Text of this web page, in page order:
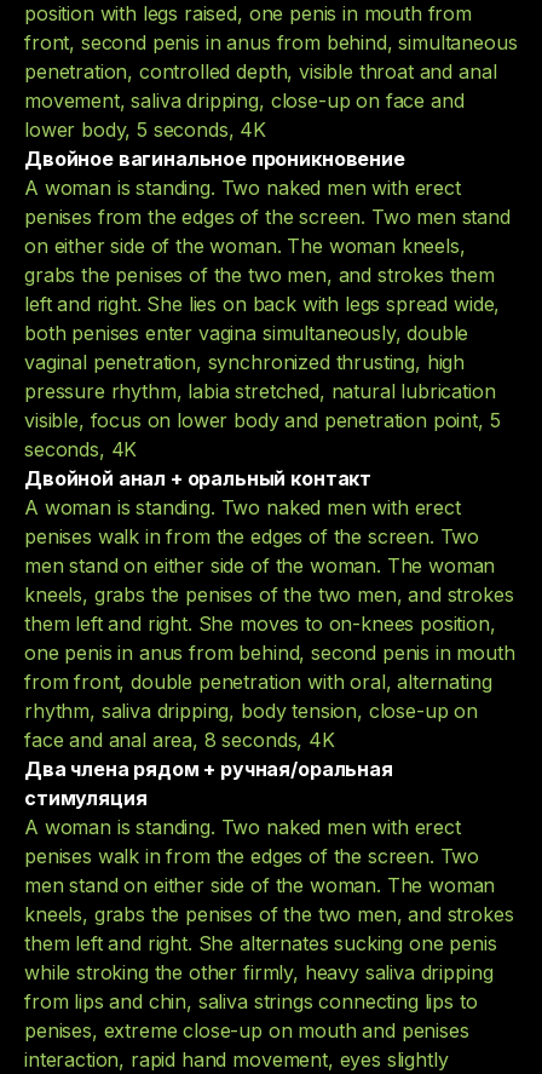
position with legs raised, one penis in mouth from
front, second penis in anus from behind, simultaneous
penetration, controlled depth, visible throat and anal
movement, saliva dripping, close-up on face and
lower body, 5 seconds, 4K
Двойное вагинальное проникновение
A woman is standing. Two naked men with erect
penises from the edges of the screen. Two men stand
on either side of the woman. The woman kneels,
grabs the penises of the two men, and strokes them
left and right. She lies on back with legs spread wide,
both penises enter vagina simultaneously, double
vaginal penetration, synchronized thrusting, high
pressure rhythm, labia stretched, natural lubrication
visible, focus on lower body and penetration point, 5
seconds, 4K
Двойной анал + оральный контакт
A woman is standing. Two naked men with erect
penises walk in from the edges of the screen. Two
men stand on either side of the woman. The woman
kneels, grabs the penises of the two men, and strokes
them left and right. She moves to on-knees position,
one penis in anus from behind, second penis in mouth
from front, double penetration with oral, alternating
rhythm, saliva dripping, body tension, close-up on
face and anal area, 8 seconds, 4K
Два члена рядом + ручная/оральная
стимуляция
A woman is standing. Two naked men with erect
penises walk in from the edges of the screen. Two
men stand on either side of the woman. The woman
kneels, grabs the penises of the two men, and strokes
them left and right. She alternates sucking one penis
while stroking the other firmly, heavy saliva dripping
from lips and chin, saliva strings connecting lips to
penises, extreme close-up on mouth and penises
interaction, rapid hand movement, eyes slightly